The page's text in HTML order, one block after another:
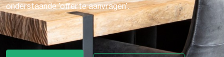
onderstaande 'offerte aanvragen'.